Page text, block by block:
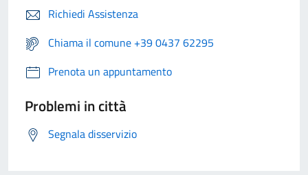
Richiedi Assistenza
Chiama il comune +39 0437 62295
Prenota un appuntamento
Problemi in città
Segnala disservizio